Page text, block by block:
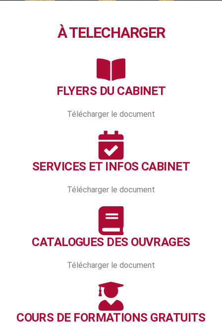
À TELECHARGER
FLYERS DU CABINET
Télécharger le document
SERVICES ET INFOS CABINET
Télécharger le document
CATALOGUES DES OUVRAGES
Télécharger le document
COURS DE FORMATIONS GRATUITS